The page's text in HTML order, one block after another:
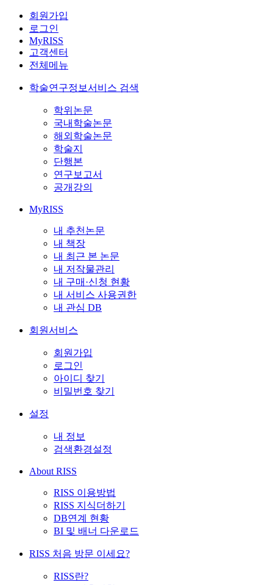
회원가입
로그인
MyRISS
고객센터
전체메뉴
학술연구정보서비스 검색
학위논문
국내학술논문
해외학술논문
학술지
단행본
연구보고서
공개강의
MyRISS
내 추천논문
내 책장
내 최근 본 논문
내 저작물관리
내 구매·신청 현황
내 서비스 사용권한
내 관심 DB
회원서비스
회원가입
로그인
아이디 찾기
비밀번호 찾기
설정
내 정보
검색환경설정
About RISS
RISS 이용방법
RISS 지식더하기
DB연계 현황
BI 및 배너 다운로드
RISS 처음 방문 이세요?
RISS란?